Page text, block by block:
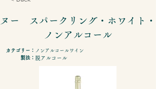
ヌー スパークリング・ホワイト・
ノンアルコール
カテゴリー： ノンアルコールワイン
製法： 脱アルコール